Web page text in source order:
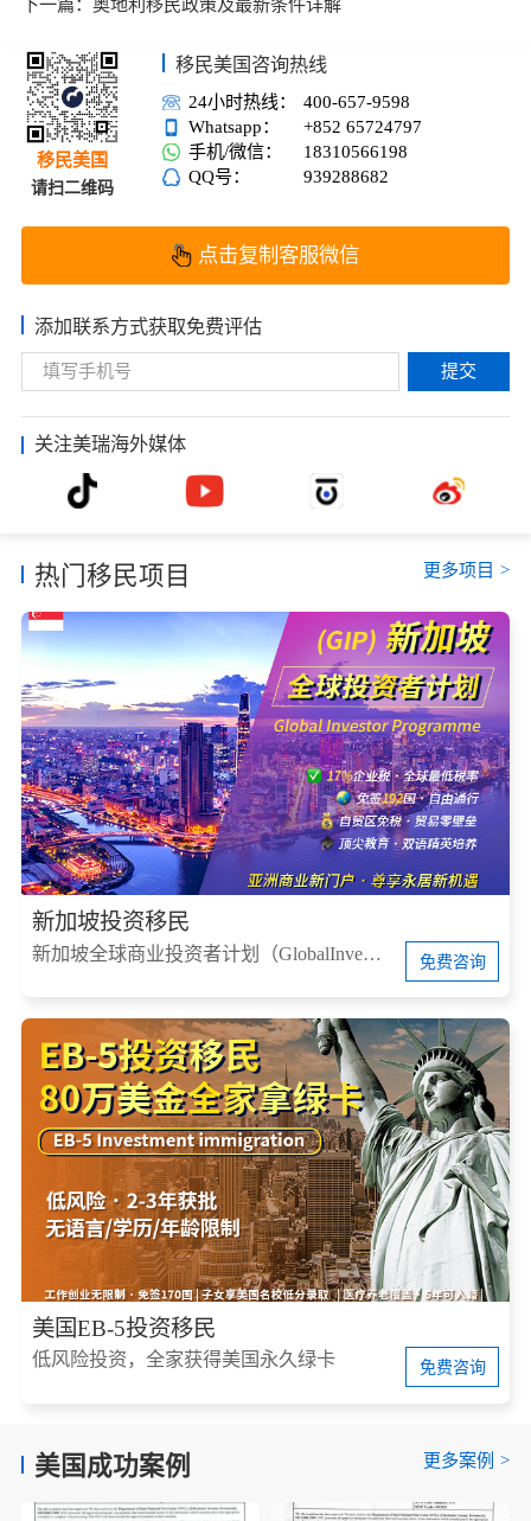
下一篇： 奥地利移民政策及最新条件详解
移民美国
请扫二维码
移民美国咨询热线
24小时热线：
400-657-9598
Whatsapp：
+852 65724797
手机/微信：
18310566198
QQ号：
939288682
点击复制客服微信
添加联系方式获取免费评估
提交
关注美瑞海外媒体
热门移民项目 更多项目 >
新加坡投资移民
新加坡全球商业投资者计划（GlobalInvestorProgram，简称GIP） 免费咨询
美国EB-5投资移民
低风险投资，全家获得美国永久绿卡 免费咨询
美国成功案例 更多案例 >